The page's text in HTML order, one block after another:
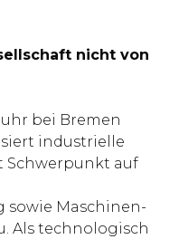
nicht von
bei Bremen
industrielle
auf
sowie Maschinen-
Als technologisch